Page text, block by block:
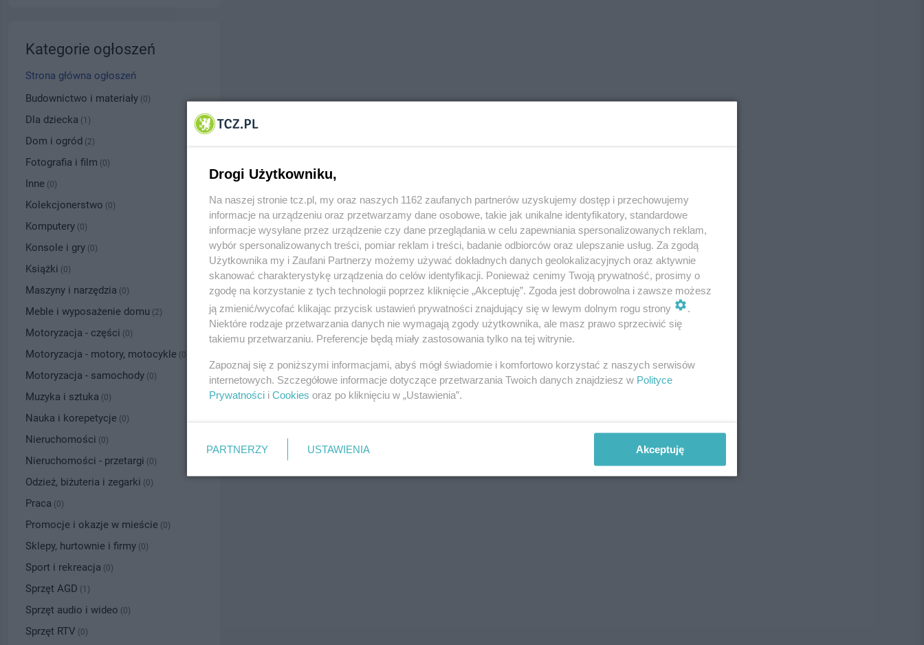
Kategorie ogłoszeń
Strona główna ogłoszeń
Budownictwo i materiały (0)
Dla dziecka (1)
Dom i ogród (2)
Fotografia i film (0)
Inne (0)
Kolekcjonerstwo (0)
Komputery (0)
Konsole i gry (0)
Książki (0)
Maszyny i narzędzia (0)
Meble i wyposażenie domu (2)
Motoryzacja - części (0)
Motoryzacja - motory, motocykle (0)
Motoryzacja - samochody (0)
Muzyka i sztuka (0)
Nauka i korepetycje (0)
Nieruchomości (0)
Nieruchomości - przetargi (0)
Odzież, biżuteria i zegarki (0)
Praca (0)
Promocje i okazje w mieście (0)
Sklepy, hurtownie i firmy (0)
Sport i rekreacja (0)
Sprzęt AGD (1)
Sprzęt audio i wideo (0)
Sprzęt RTV (0)
Drogi Użytkowniku,
Na naszej stronie tcz.pl, my oraz naszych 1162 zaufanych partnerów uzyskujemy dostęp i przechowujemy
informacje na urządzeniu oraz przetwarzamy dane osobowe, takie jak unikalne identyfikatory, standardowe
informacje wysyłane przez urządzenie czy dane przeglądania w celu zapewniania spersonalizowanych reklam,
wybór spersonalizowanych treści, pomiar reklam i treści, badanie odbiorców oraz ulepszanie usług. Za zgodą
Użytkownika my i Zaufani Partnerzy możemy używać dokładnych danych geolokalizacyjnych oraz aktywnie
skanować charakterystykę urządzenia do celów identyfikacji. Ponieważ cenimy Twoją prywatność, prosimy o
zgodę na korzystanie z tych technologii poprzez kliknięcie „Akceptuję”. Zgoda jest dobrowolna i zawsze możesz
ją zmienić/wycofać klikając przycisk ustawień prywatności znajdujący się w lewym dolnym rogu strony
Niektóre rodzaje przetwarzania danych nie wymagają zgody użytkownika, ale masz prawo sprzeciwić się
takiemu przetwarzaniu. Preferencje będą miały zastosowania tylko na tej witrynie.
Zapoznaj się z poniższymi informacjami, abyś mógł świadomie i komfortowo korzystać z naszych serwisów
internetowych. Szczegółowe informacje dotyczące przetwarzania Twoich danych znajdziesz w Polityce
Prywatności i Cookies oraz po kliknięciu w „Ustawienia”.
PARTNERZY USTAWIENIA Akceptuję